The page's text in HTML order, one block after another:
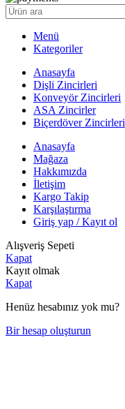
Menü
Kategoriler
Anasayfa
Dişli Zincirleri
Konveyör Zincirleri
ASA Zincirler
Biçerdöver Zincirleri
Anasayfa
Mağaza
Hakkımızda
İletişim
Kargo Takip
Karşılaştırma
Giriş yap / Kayıt ol
Alışveriş Sepeti
Kapat
Kayıt olmak
Kapat
Henüz hesabınız yok mu?
Bir hesap oluşturun